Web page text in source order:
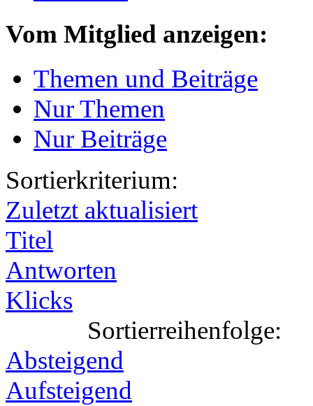
Vom Mitglied anzeigen:
Themen und Beiträge
Nur Themen
Nur Beiträge
Sortierkriterium:
Zuletzt aktualisiert
Titel
Antworten
Klicks
Sortierreihenfolge:
Absteigend
Aufsteigend